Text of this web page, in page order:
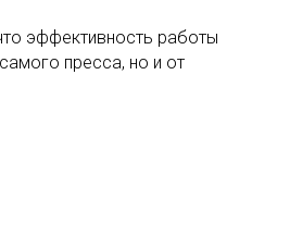
эффективность работы
пресса, но и от